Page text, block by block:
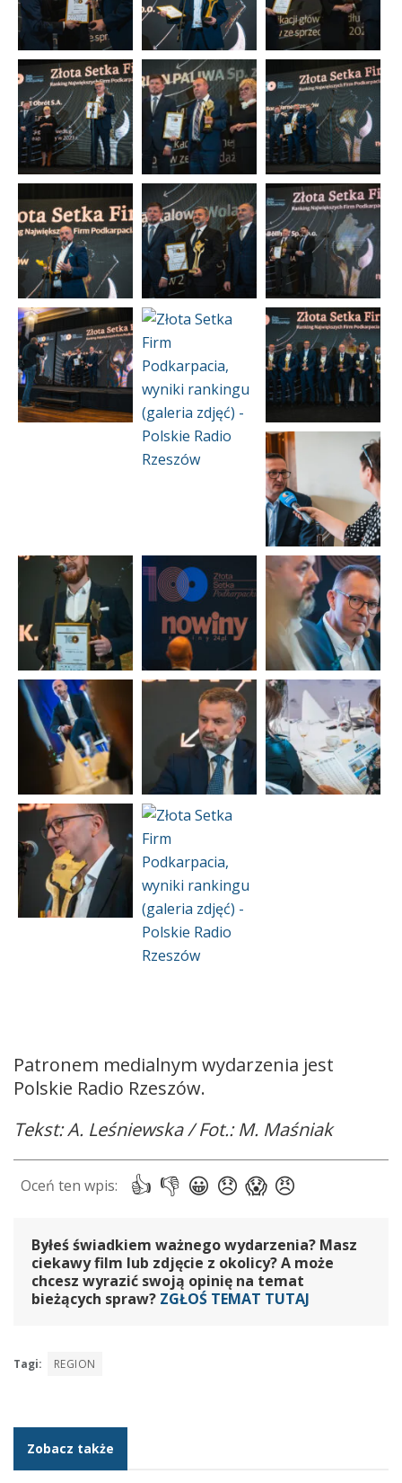
Patronem medialnym wydarzenia jest
Polskie Radio Rzeszów.
Tekst: A. Leśniewska / Fot.: M. Maśniak
Byłeś świadkiem ważnego wydarzenia? Masz
ciekawy film lub zdjęcie z okolicy? A może
chcesz wyrazić swoją opinię na temat
bieżących spraw? ZGŁOŚ TEMAT TUTAJ
Tagi: REGION
Zobacz także